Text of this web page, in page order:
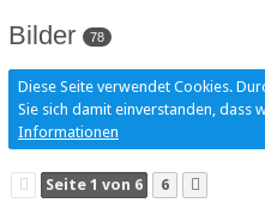
Bilder 78
Diese Seite verwendet Cookies.
Sie sich damit einverstanden, dass
Informationen
Seite 1 von 6 6